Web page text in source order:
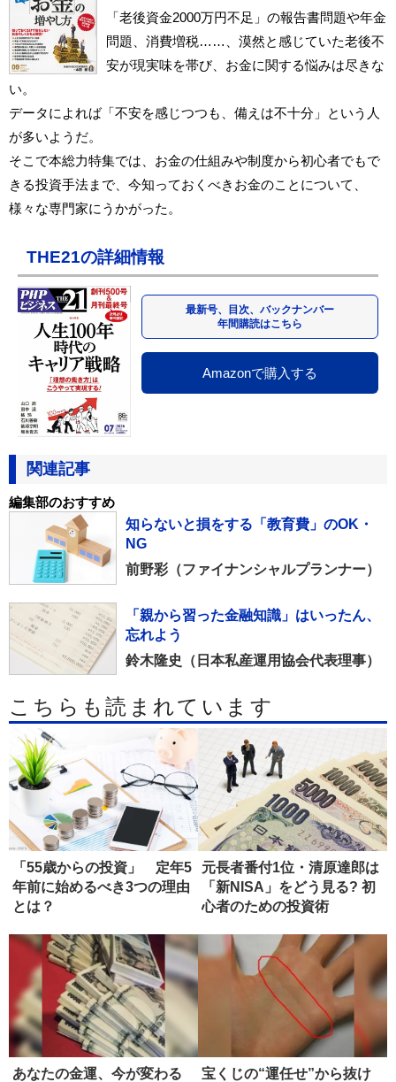
「老後資金2000万円不足」の報告書問題や年金
問題、消費増税……、漠然と感じていた老後不
安が現実味を帯び、お金に関する悩みは尽きな
い。
データによれば「不安を感じつつも、備えは不十分」という人
が多いようだ。
そこで本総力特集では、お金の仕組みや制度から初心者でもで
きる投資手法まで、今知っておくべきお金のことについて、
様々な専門家にうかがった。
THE21の詳細情報
最新号、目次、バックナンバー
年間購読はこちら
Amazonで購入する
関連記事
編集部のおすすめ
知らないと損をする「教育費」のOK・
NG
前野彩（ファイナンシャルプランナー）
「親から習った金融知識」はいったん、
忘れよう
鈴木隆史（日本私産運用協会代表理事）
こちらも読まれています
「55歳からの投資」 定年5
年前に始めるべき3つの理由
とは？
元長者番付1位・清原達郎は
「新NISA」をどう見る? 初
心者のための投資術
あなたの金運、今が変わる
宝くじの“運任せ”から抜け